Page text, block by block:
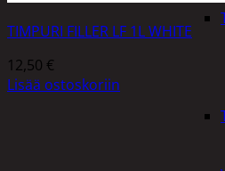
TIMPURI FILLER LF 1L WHITE
12,50 €
Lisää ostoskoriin